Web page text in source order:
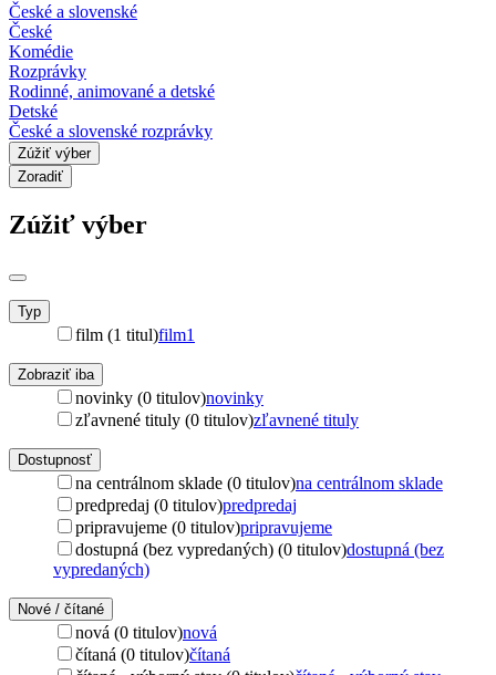
České a slovenské
České
Komédie
Rozprávky
Rodinné, animované a detské
Detské
České a slovenské rozprávky
Zúžiť výber
Zoradiť
Zúžiť výber
Typ
film (1 titul)film1
Zobraziť iba
novinky (0 titulov)novinky
zľavnené tituly (0 titulov)zľavnené tituly
Dostupnosť
na centrálnom sklade (0 titulov)na centrálnom sklade
predpredaj (0 titulov)predpredaj
pripravujeme (0 titulov)pripravujeme
dostupná (bez vypredaných) (0 titulov)dostupná (bez
vypredaných)
Nové / čítané
nová (0 titulov)nová
čítaná (0 titulov)čítaná